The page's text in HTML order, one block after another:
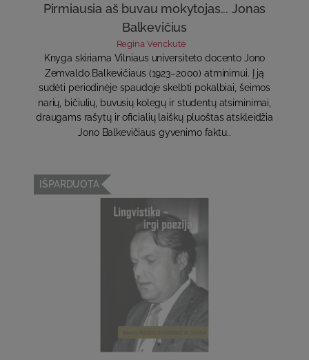
Pirmiausia aš buvau mokytojas... Jonas
Balkevičius
Regina Venckutė
Knyga skiriama Vilniaus universiteto docento Jono
Zemvaldo Balkevičiaus (1923–2000) atminimui. Į ją
sudėti periodinėje spaudoje skelbti pokalbiai, šeimos
narių, bičiulių, buvusių kolegų ir studentų atsiminimai,
draugams rašytų ir oficialių laiškų pluoštas atskleidžia
Jono Balkevičiaus gyvenimo faktu..
IŠPARDUOTA